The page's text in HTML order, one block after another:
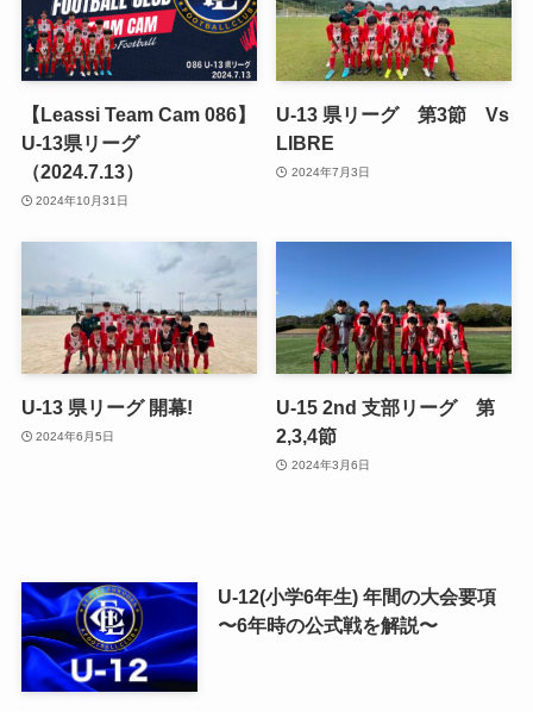
【Leassi Team Cam 086】
U-13県リーグ
（2024.7.13）
2024年10月31日
U-13 県リーグ 第3節 Vs
LIBRE
2024年7月3日
U-13 県リーグ 開幕!
2024年6月5日
U-15 2nd 支部リーグ 第
2,3,4節
2024年3月6日
U-12(小学6年生) 年間の大会要項
〜6年時の公式戦を解説〜